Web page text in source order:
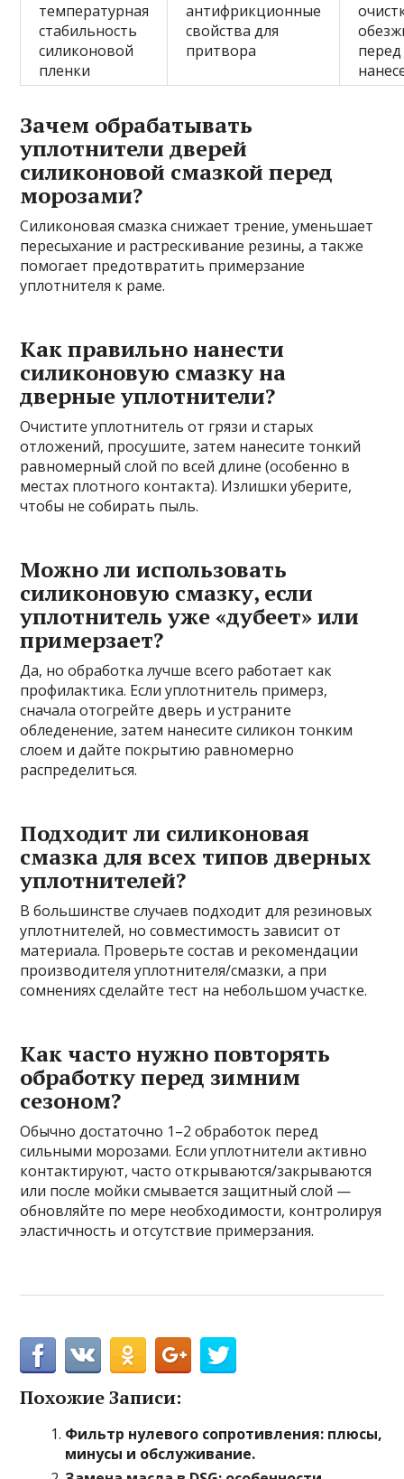
температурная
стабильность
силиконовой
пленки
антифрикционные
свойства для
притвора
перед
Зачем обрабатывать
уплотнители дверей
силиконовой смазкой перед
морозами?
Силиконовая смазка снижает трение, уменьшает
пересыхание и растрескивание резины, а также
помогает предотвратить примерзание
уплотнителя к раме.
Как правильно нанести
силиконовую смазку на
дверные уплотнители?
Очистите уплотнитель от грязи и старых
отложений, просушите, затем нанесите тонкий
равномерный слой по всей длине (особенно в
местах плотного контакта). Излишки уберите,
чтобы не собирать пыль.
Можно ли использовать
силиконовую смазку, если
уплотнитель уже «дубеет» или
примерзает?
Да, но обработка лучше всего работает как
профилактика. Если уплотнитель примерз,
сначала отогрейте дверь и устраните
обледенение, затем нанесите силикон тонким
слоем и дайте покрытию равномерно
распределиться.
Подходит ли силиконовая
смазка для всех типов дверных
уплотнителей?
В большинстве случаев подходит для резиновых
уплотнителей, но совместимость зависит от
материала. Проверьте состав и рекомендации
производителя уплотнителя/смазки, а при
сомнениях сделайте тест на небольшом участке.
Как часто нужно повторять
обработку перед зимним
сезоном?
Обычно достаточно 1–2 обработок перед
сильными морозами. Если уплотнители активно
контактируют, часто открываются/закрываются
или после мойки смывается защитный слой —
обновляйте по мере необходимости, контролируя
эластичность и отсутствие примерзания.
Похожие Записи:
Фильтр нулевого сопротивления: плюсы,
минусы и обслуживание.